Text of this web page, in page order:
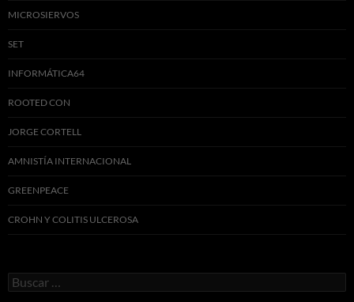
MICROSIERVOS
SET
INFORMÁTICA64
ROOTED CON
JORGE CORTELL
AMNISTÍA INTERNACIONAL
GREENPEACE
CROHN Y COLITIS ULCEROSA
Buscar: